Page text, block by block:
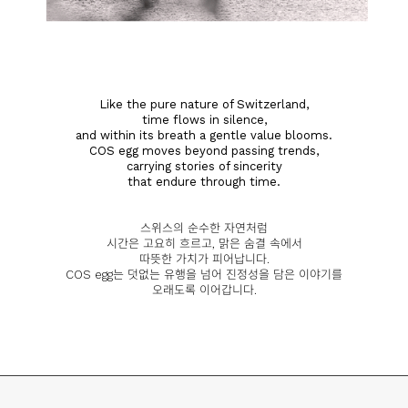
Like the pure nature of Switzerland,
time flows in silence,
and within its breath a gentle value blooms.
COS egg moves beyond passing trends,
carrying stories of sincerity
that endure through time.
스위스의 순수한 자연처럼
시간은 고요히 흐르고, 맑은 숨결 속에서
따뜻한 가치가 피어납니다.
COS egg는 덧없는 유행을 넘어 진정성을 담은 이야기를
오래도록 이어갑니다.